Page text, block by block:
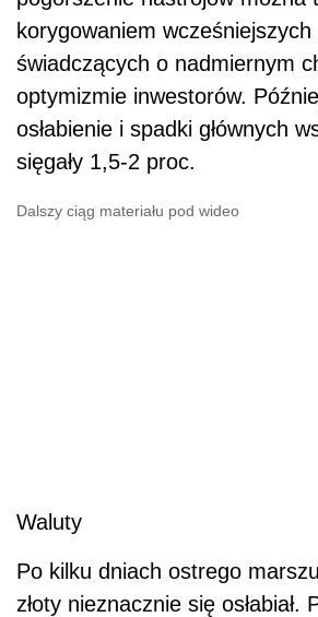
korygowaniem wcześniejszych
świadczących o nadmiernym
optymizmie inwestorów.
osłabienie i spadki głównych
sięgały 1,5-2 proc.
Dalszy ciąg materiału pod wideo
Waluty
Po kilku dniach ostrego
złoty nieznacznie się osłabiał.